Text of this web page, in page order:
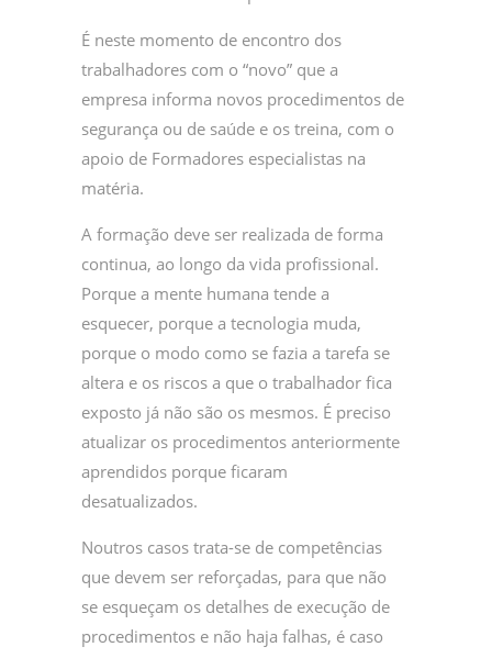
É neste momento de encontro dos
trabalhadores com o “novo” que a
empresa informa novos procedimentos de
segurança ou de saúde e os treina, com o
apoio de Formadores especialistas na
matéria.
A formação deve ser realizada de forma
continua, ao longo da vida profissional.
Porque a mente humana tende a
esquecer, porque a tecnologia muda,
porque o modo como se fazia a tarefa se
altera e os riscos a que o trabalhador fica
exposto já não são os mesmos. É preciso
atualizar os procedimentos anteriormente
aprendidos porque ficaram
desatualizados.
Noutros casos trata-se de competências
que devem ser reforçadas, para que não
se esqueçam os detalhes de execução de
procedimentos e não haja falhas, é caso